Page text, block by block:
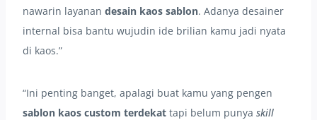
nawarin layanan desain kaos sablon. Adanya desainer
internal bisa bantu wujudin ide brilian kamu jadi nyata
di kaos.”
“Ini penting banget, apalagi buat kamu yang pengen
sablon kaos custom terdekat tapi belum punya skill